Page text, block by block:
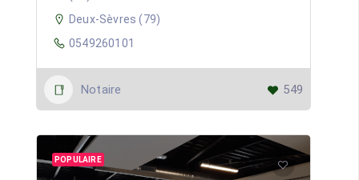
Deux-Sèvres (79)
0549260101
Notaire 549
POPULAIRE